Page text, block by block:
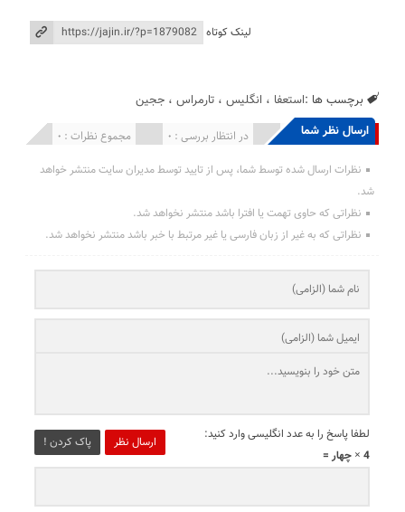
لینک کوتاه
برچسب ها :استعفا ، انگلیس ،تارمراس ،ججین
ارسال نظر شما مجموع نظرات : 0 در انتظار بررسی : 0 انتشار یافته : 0
نظرات ارسال شده توسط شما، پس از تایید توسط مدیران سایت منتشر خواهد
شد.
نظراتی که حاوی تهمت یا افترا باشد منتشر نخواهد شد.
نظراتی که به غیر از زبان فارسی یا غیر مرتبط با خبر باشد منتشر نخواهد شد.
ارسال نظر پاک کردن !
لطفا پاسخ را به عدد انگلیسی وارد کنید:
4 × چهار =